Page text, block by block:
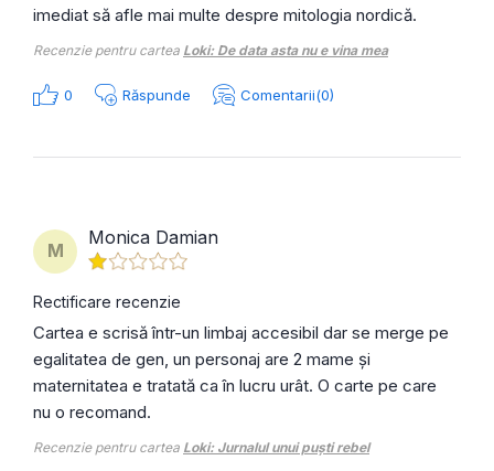
imediat să afle mai multe despre mitologia nordică.
Recenzie pentru cartea Loki: De data asta nu e vina mea
0 Răspunde Comentarii(0)
M
Monica Damian
Rectificare recenzie
Cartea e scrisă într-un limbaj accesibil dar se merge pe
egalitatea de gen, un personaj are 2 mame și
maternitatea e tratată ca în lucru urât. O carte pe care
nu o recomand.
Recenzie pentru cartea Loki: Jurnalul unui puști rebel